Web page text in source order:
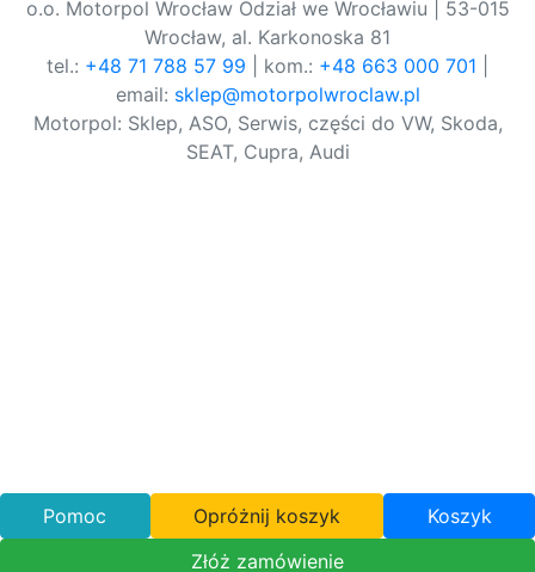
o.o. Motorpol Wrocław Odział we Wrocławiu | 53-015
Wrocław, al. Karkonoska 81
tel.: +48 71 788 57 99 | kom.: +48 663 000 701
email: sklep@motorpolwroclaw.pl
Motorpol: Sklep, ASO, Serwis, części do VW, Skoda,
SEAT, Cupra, Audi
Pomoc Opróżnij koszyk
Koszyk
Złóż zamówienie